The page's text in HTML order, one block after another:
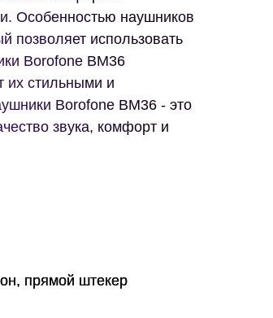
Особенностью наушников
позволяет использовать
Borofone BM36
их стильными и
Borofone BM36 - это
звука, комфорт и
прямой штекер